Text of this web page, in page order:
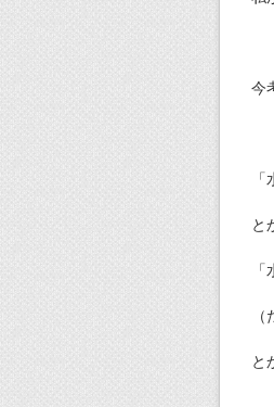
今
と
と